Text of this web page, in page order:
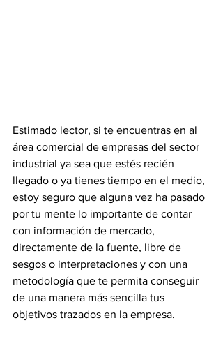
Estimado lector, si te encuentras en al
área comercial de empresas del sector
industrial ya sea que estés recién
llegado o ya tienes tiempo en el medio,
estoy seguro que alguna vez ha pasado
por tu mente lo importante de contar
con información de mercado,
directamente de la fuente, libre de
sesgos o interpretaciones y con una
metodología que te permita conseguir
de una manera más sencilla tus
objetivos trazados en la empresa.